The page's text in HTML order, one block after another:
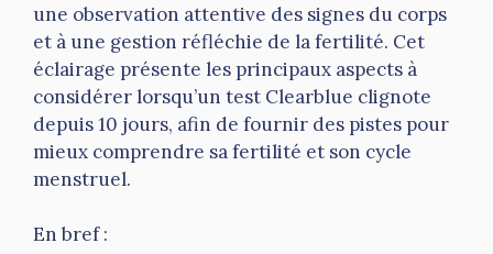
une observation attentive des signes du corps
et à une gestion réfléchie de la fertilité. Cet
éclairage présente les principaux aspects à
considérer lorsqu’un test Clearblue clignote
depuis 10 jours, afin de fournir des pistes pour
mieux comprendre sa fertilité et son cycle
menstruel.
En bref :